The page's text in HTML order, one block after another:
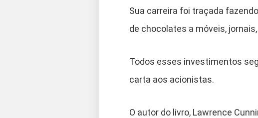
Sua carreira foi traçada
de chocolates a móveis,
Todos esses investimentos
carta aos acionistas.
O autor do livro, Lawrence